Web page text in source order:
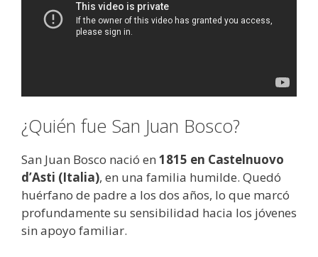
¿Quién fue San Juan Bosco?
San Juan Bosco nació en 1815 en Castelnuovo
d’Asti (Italia), en una familia humilde. Quedó
huérfano de padre a los dos años, lo que marcó
profundamente su sensibilidad hacia los jóvenes
sin apoyo familiar.